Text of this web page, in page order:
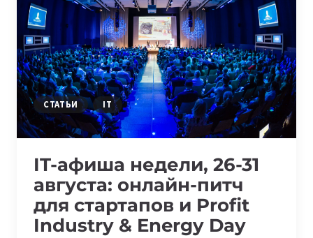
И
ЦЕНТРАЛЬНОЙ
АЗИИ
СТАТЬИ IT
IT-афиша недели, 26-31
августа: онлайн-питч
для стартапов и Profit
Industry & Energy Day